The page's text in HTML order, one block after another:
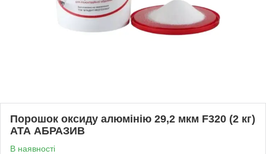
Порошок оксиду алюмінію 29,2 мкм F320 (2 кг)
АТА АБРАЗИВ
В наявності